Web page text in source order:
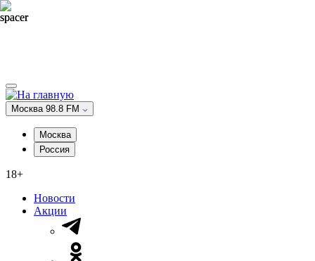
Москва 98.8 FM
Москва
Россия
18+
Новости
Акции